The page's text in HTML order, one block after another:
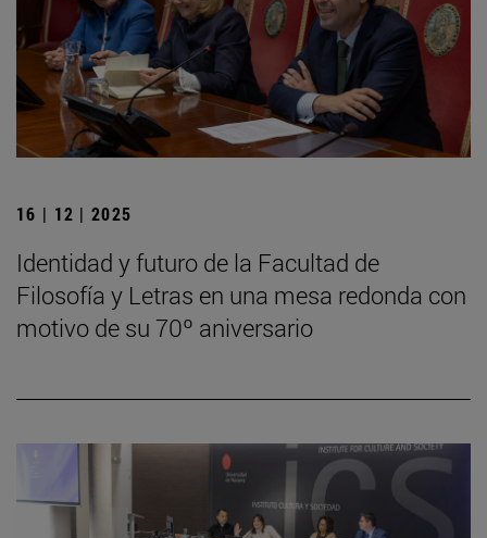
16 | 12 | 2025
Identidad y futuro de la Facultad de
Filosofía y Letras en una mesa redonda con
motivo de su 70º aniversario